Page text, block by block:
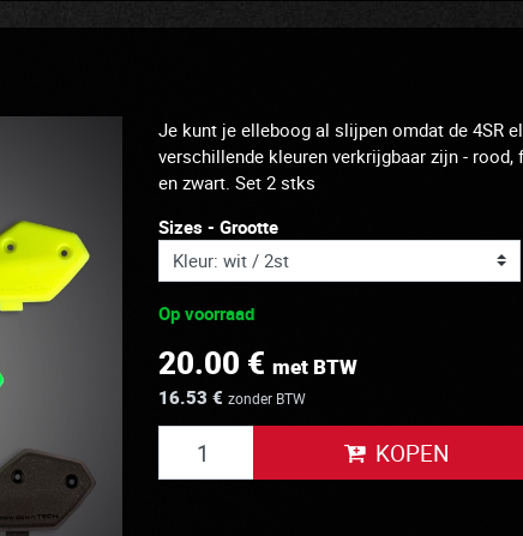
Je kunt je elleboog al slijpen omdat de 4SR
verschillende kleuren verkrijgbaar zijn -
en zwart. Set 2 stks
Sizes - Grootte
Op voorraad
20.00 € met BTW
16.53 € zonder BTW
KOPEN